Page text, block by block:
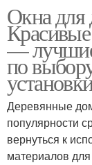
Окна для
— лучшие
по
Деревянные
популярности
вернуться к
материалов